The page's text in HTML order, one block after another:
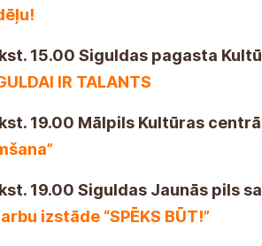
15.00 Siguldas pagasta
IR TALANTS
19.00 Mālpils Kultūras
19.00 Siguldas Jaunās pils
izstāde “SPĒKS BŪT!”